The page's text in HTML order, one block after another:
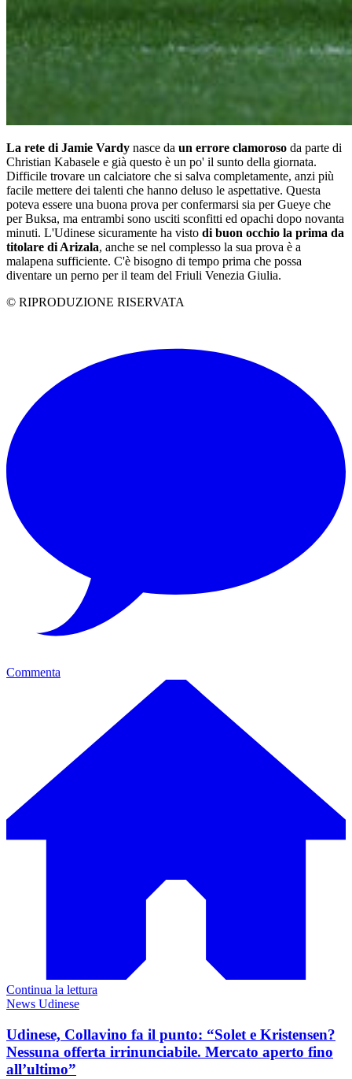
La rete di Jamie Vardy nasce da un errore clamoroso da parte di
Christian Kabasele e già questo è un po' il sunto della giornata.
Difficile trovare un calciatore che si salva completamente, anzi più
facile mettere dei talenti che hanno deluso le aspettative. Questa
poteva essere una buona prova per confermarsi sia per Gueye che
per Buksa, ma entrambi sono usciti sconfitti ed opachi dopo novanta
minuti. L'Udinese sicuramente ha visto di buon occhio la prima da
titolare di Arizala, anche se nel complesso la sua prova è a
malapena sufficiente. C'è bisogno di tempo prima che possa
diventare un perno per il team del Friuli Venezia Giulia.
© RIPRODUZIONE RISERVATA
Commenta
Continua la lettura
News Udinese
Udinese, Collavino fa il punto: “Solet e Kristensen?
Nessuna offerta irrinunciabile. Mercato aperto fino
all’ultimo”